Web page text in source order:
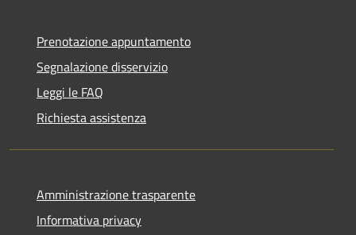
Prenotazione appuntamento
Segnalazione disservizio
Leggi le FAQ
Richiesta assistenza
Amministrazione trasparente
Informativa privacy